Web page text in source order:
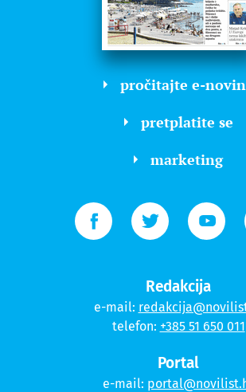
pročitajte e-
pretplatite se
marketing
Redakcija
e-mail:
telefon: +385 51 650 011
Portal
e-mail: